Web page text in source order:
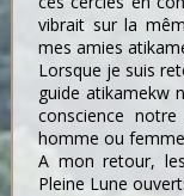
vibrait sur la
mes amies
Lorsque je suis
guide atikamekw
conscience
homme ou
A mon retour,
Pleine Lune